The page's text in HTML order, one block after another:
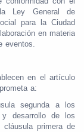
Ley General de
para la Ciudad
en materia
eventos.
en el artículo
a:
segunda a los
y desarrollo de los
primera de